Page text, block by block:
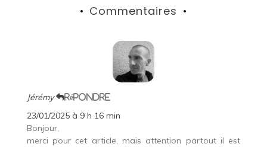
Commentaires
Jérémy Répondre
23/01/2025 à 9 h 16 min
Bonjour,
merci pour cet article, mais attention partout il est